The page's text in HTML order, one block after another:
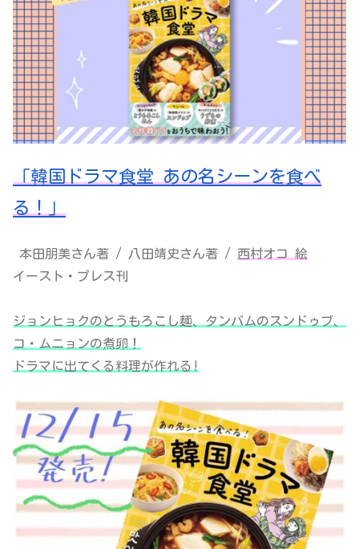
「韓国ドラマ食堂 あの名シーンを食べ
る！」
本田朋美さん著 / 八田靖史さん著 / 西村オコ 絵
イースト・プレス刊
ジョンヒョクのとうもろこし麺、タンバムのスンドゥブ、
コ・ムニョンの煮卵！
ドラマに出てくる料理が作れる!